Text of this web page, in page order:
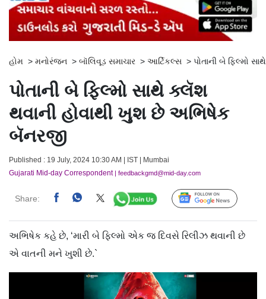
હોમ > મનોરંજન > બૉલિવૂડ સમાચાર > આર્ટિકલ્સ > પોતાની બે ફિલ્મો
પોતાની બે ફિલ્મો સાથે ક્લૅશ
થવાની હોવાથી ખુશ છે અભિષેક
બૅનરજી
Published : 19 July, 2024 10:30 AM | IST | Mumbai
Gujarati Mid-day Correspondent| feedbackgmd@mid-day.com
Share: Follow Us
અભિષેક કહે છે, ‘મારી બે ફિલ્મો એક જ દિવસે રિલીઝ થવાની છે
એ વાતની મને ખુશી છે.`